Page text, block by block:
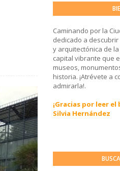
Caminando por la
dedicado a
y arquitectónica de
capital vibrante que
museos,
historia. ¡Atrévete a
admirarla!.
¡Gracias por leer el
Silvia Hernández